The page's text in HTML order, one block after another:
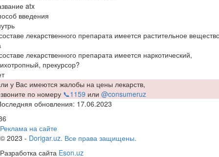
atx
введения
лекарственного препарата имеется растительное
лекарственного препарата имеется наркотический,
прекурсор?
у Вас имеются жалобы на цены лекарств,
по номеру 📞1159 или @consumeruz
обновления: 17.06.2023
Реклама на сайте
© 2023 - Dorigar.uz. Все права защищены.
Разработка сайта Eson.uz